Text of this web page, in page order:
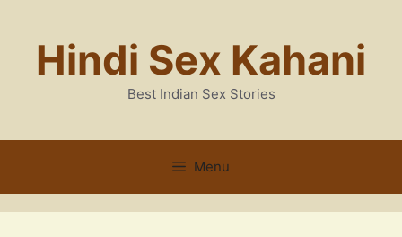
contentHindi Sex Kahani
Best Indian Sex Stories
Menu